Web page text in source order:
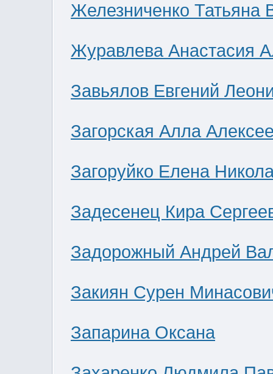
Железниченко Татьяна
Журавлева Анастасия
Завьялов Евгений
Загорская Алла
Загоруйко Елена
Задесенец Кира
Задорожный Андрей
Закиян Сурен
Запарина Оксана